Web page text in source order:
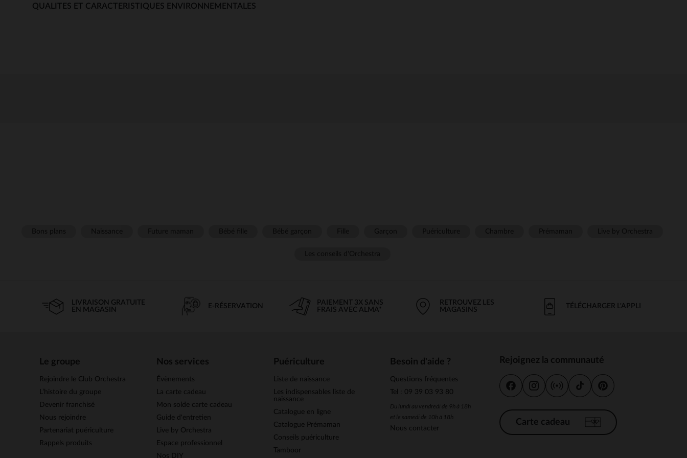
QUALITES ET CARACTERISTIQUES ENVIRONNEMENTALES
LIVRAISON GRATUITE
EN MAGASIN
E-RÉSERVATION
PAIEMENT 3X SANS
FRAIS AVEC ALMA*
RETROUVEZ LES
MAGASINS
TÉLÉCHARGER L'APPLI
Le groupe
Rejoindre le Club Orchestra
L’histoire du groupe
Devenir franchisé
Nous rejoindre
Partenariat puériculture
Rappels produits
Nos services
Évènements
La carte cadeau
Mon solde carte cadeau
Guide d'entretien
Live by Orchestra
Espace professionnel
Nos DIY
Puériculture
Liste de naissance
Les indispensables liste de
naissance
Catalogue en ligne
Catalogue Prémaman
Conseils puériculture
Tamboor
Besoin d'aide ?
Questions fréquentes
Tel : 09 39 03 93 80
Du lundi au vendredi de 9h à 18h
et le samedi de 10h à 18h
Nous contacter
Rejoignez la communauté
Carte cadeau